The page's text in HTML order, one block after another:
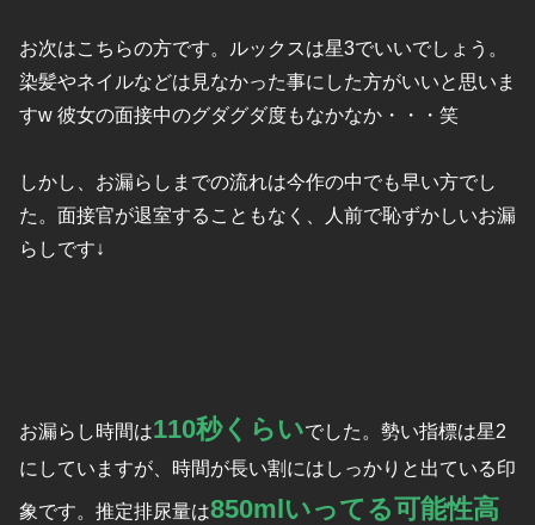
お次はこちらの方です。ルックスは星3でいいでしょう。
染髪やネイルなどは見なかった事にした方がいいと思いま
すw 彼女の面接中のグダグダ度もなかなか・・・笑
しかし、お漏らしまでの流れは今作の中でも早い方でし
た。面接官が退室することもなく、人前で恥ずかしいお漏
らしです↓
お漏らし時間は110秒くらいでした。勢い指標は星2
にしていますが、時間が長い割にはしっかりと出ている印
象です。推定排尿量は850mlいってる可能性高